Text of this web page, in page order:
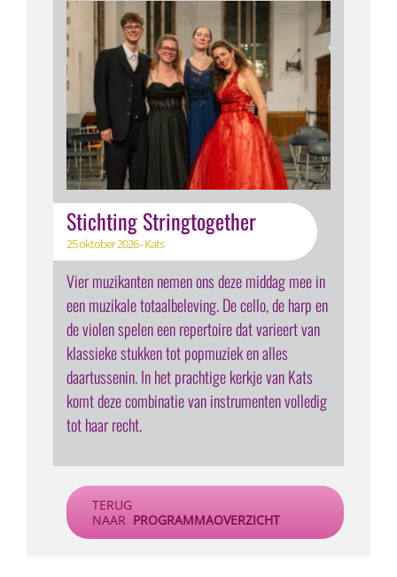
Stichting Stringtogether
25 oktober 2026 - Kats
Vier muzikanten nemen ons deze middag mee in
een muzikale totaalbeleving. De cello, de harp en
de violen spelen een repertoire dat varieert van
klassieke stukken tot popmuziek en alles
daartussenin. In het prachtige kerkje van Kats
komt deze combinatie van instrumenten volledig
tot haar recht.
TERUG
NAAR PROGRAMMAOVERZICHT